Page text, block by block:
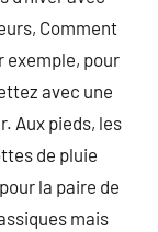
Comment
exemple, pour
avec une
Aux pieds, les
de pluie
la paire de
mais